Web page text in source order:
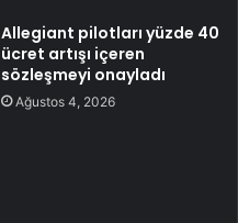
Allegiant pilotları yüzde 40
ücret artışı içeren
sözleşmeyi onayladı
Ağustos 4, 2026